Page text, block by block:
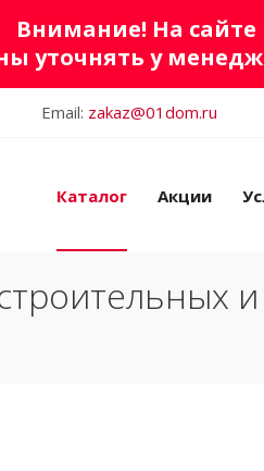
Внимание! На сайте
уточнять у
Email: zakaz@01dom.ru
Каталог Акции